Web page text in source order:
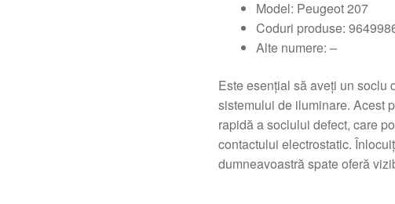
Model: Peugeot 207
Coduri produse:
Alte numere: –
Este esențial să aveți un soclu
sistemului de iluminare. Acest
rapidă a soclului defect, care
contactului electrostatic.
dumneavoastră spate oferă